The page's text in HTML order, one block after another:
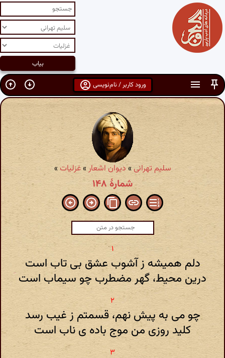
ورود کاربر / نام‌نویسی
سلیم تهرانی» دیوان اشعار »غزلیات»
شمارهٔ ۱۴۸
دلم همیشه ز آشوب عشق بی تاب است
درین محیط، گهر مضطرب چو سیماب است
چو می به پیش نهم، قسمتم ز غیب رسد
کلید روزی من موج باده ی ناب است